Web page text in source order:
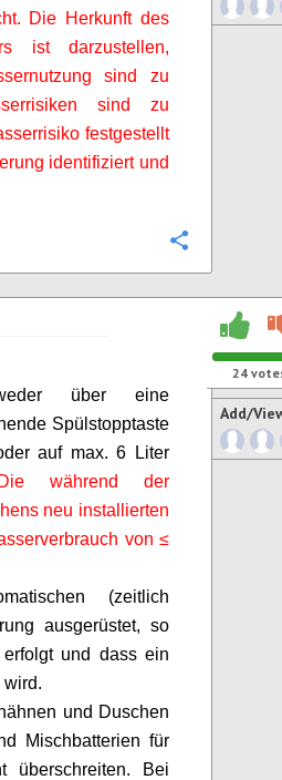
Die Herkunft des
ist darzustellen,
sind zu
sind zu
festgestellt
identifiziert und
über eine
Spülstopptaste
auf max. 6 Liter
während der
neu installierten
von ≤
(zeitlich
ausgerüstet, so
und dass ein
wird.
und Duschen
Mischbatterien für
überschreiten. Bei
24
Add/